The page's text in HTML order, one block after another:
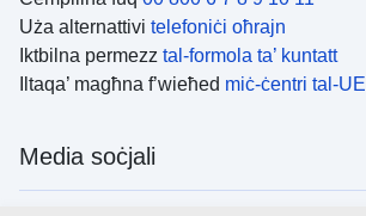
Uża alternattivi telefoniċi oħrajn
Iktbilna permezz tal-formola ta’ kuntatt
Iltaqa’ magħna f’wieħed miċ-ċentri tal-UE
Media soċjali